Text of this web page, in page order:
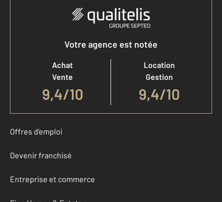
Votre agence est notée
Achat
Vente
9,4/10
Location
Gestion
9,4/10
Offres d'emploi
Devenir franchisé
Entreprise et commerce